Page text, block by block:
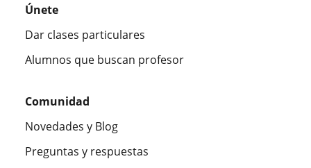
Únete
Dar clases particulares
Alumnos que buscan profesor
Comunidad
Novedades y Blog
Preguntas y respuestas